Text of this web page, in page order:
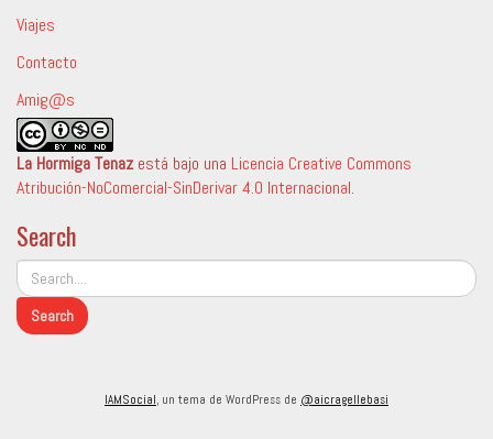
Viajes
Contacto
Amig@s
La Hormiga Tenazestá bajo una Licencia Creative Commons
Atribución-NoComercial-SinDerivar 4.0 Internacional.
Search
IAMSocial, un tema de WordPress de @aicragellebasi